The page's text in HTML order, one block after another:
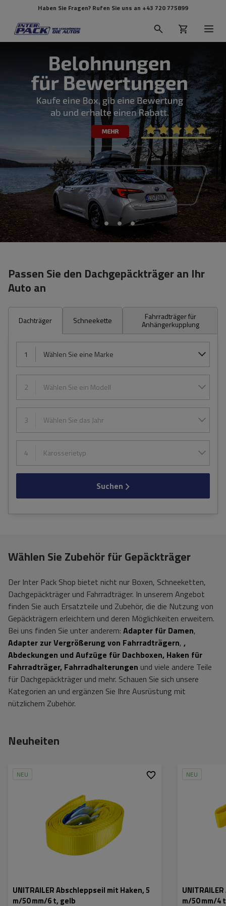
Haben Sie Fragen? Rufen Sie uns an +43 720 775899
Passen Sie den Dachgepäckträger an Ihr
Auto an
Dachträger Schneekette Fahrradträger für
Anhängerkupplung
1 Wählen Sie eine Marke
2 Wählen Sie ein Modell
3 Wählen Sie das Jahr
4 Karosserietyp
Suchen
Wählen Sie Zubehör für Gepäckträger
Der Inter Pack Shop bietet nicht nur Boxen, Schneeketten,
Dachgepäckträger und Fahrradträger. In unserem Angebot
finden Sie auch Ersatzteile und Zubehör, die die Nutzung von
Gepäckträgern erleichtern und deren Möglichkeiten erweitern.
Bei uns finden Sie unter anderem: Adapter für Damen,
Adapter zur Vergrößerung von Fahrradträgern, ,
Abdeckungen und Aufzüge für Dachboxen, Haken für
Fahrradträger, Fahrradhalterungen und viele andere Teile
für Dachgepäckträger und mehr. Schauen Sie sich unsere
Kategorien an und ergänzen Sie Ihre Ausrüstung mit
nützlichem Zubehör.
Neuheiten
NEU
UNITRAILER Abschleppseil mit Haken, 5
m/50 mm/6 t, gelb
NEU
m/50 mm/4